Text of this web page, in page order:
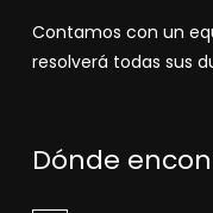
Contamos con un
resolverá todas sus
Dónde